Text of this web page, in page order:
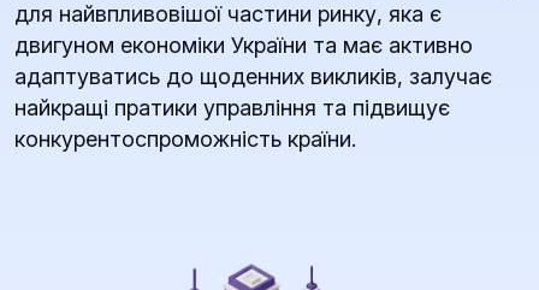
для найвпливовішої частини ринку, яка є
двигуном економіки України та має активно
адаптуватись до щоденних викликів, залучає
найкращі пратики управління та підвищує
конкурентоспроможність країни.